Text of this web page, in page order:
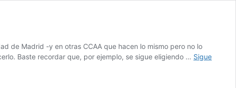
de Madrid -y en otras CCAA que hacen lo mismo pero no lo
Baste recordar que, por ejemplo, se sigue eligiendo … Sigue